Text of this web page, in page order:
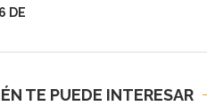
DE
TE PUEDE INTERESAR